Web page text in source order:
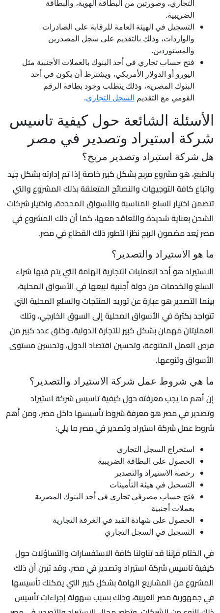
التجاري، وصورتين من البطاقة الهوية، والبطاقة
الضريبية.
التسجيل في الهيئة العامة للرقابة على الصادرات
والواردات، وذلك بالتقديم على سجل المصدرين
والمستوردين.
فتح حساب تجاري في أحد البنوك بالعملات الأجنبية مثل
اليورو أو الدولار الأمريكي، ويشترط أن يكون في أحد
البنوك المصرية، وذلك يتطلب وجود بطاقة الرقم
القومي مع التقديم السجل التجاري.
الأسئلة الشائعة حول كيفية تاسيس
شركة استيراد وتصدير في مصر
هل شركة استيراد وتصدير مربح؟
بالطبع، هو مشروع مربح بشكل كبير خاصة إذا تم إدارته بشكل جيد
واتباع كافة التوجيهات والنصائح المتعلقة بذلك المشروع والتي
تتضمن اختيار السلع المناسبة والأسواق المحددة، واختيار شركات
الشحن بعناية شديدة والتعاقد معها، كما أن ذلك المشروع في
مصر يُعد مضمون الربح نظرًا لتطور ذلك القطاع في مصر.
ما هو الاستيراد والتصدير؟
الاستيراد هو أحد العمليات التجارية الهامة التي يتم فيها شراء
السلع والخدمات من دولة أجنبية لبيعها في الأسواق المحلية،
بينما التصدير هو عبارة عن توريد المنتجات والسلع المحلية التي
تتواجد بكثرة في الأسواق المحلية إلى السوق الخارجي، وتلك
العمليتان مهمان بشكل كبير للتجارة الدولية، وخلق عدد كبير من
فرص العمل المتنوعة، وتحسين اقتصاد الدول، وتحسين مستوى
الأسواق وتنوعها.
ما هي شروط عمل شركة الاستيراد والتصدير؟
إن أهم ما يجب معرفته حول كيفية تاسيس شركة استيراد
وتصدير في مصر هو معرفة شروط تأسيسها داخل مصر، ومن أهم
شروط عمل شركة استيراد وتصدير في مصر ما يلي:
استخراج السجل التجاري
الحصول على البطاقة الضريبية
رخصة الاستيراد والتصدير
التسجيل في هيئة التأمينات
فتح حساب مصرفي تجاري في أحد البنوك المصرية
بعملات أجنبية
الحصول على شهادة القيد في الغرفة التجارية
التسجيل في السجل التجاري
في الختام فإننا قد تناولنا كافة الاستفسارات والتساؤلات حول
كيفية تاسيس شركة استيراد وتصدير في مصر، وقد تبين أن ذلك
المشروع من المشاريع الهامة بشكل كبير التي يمكنك تأسيسها
في جمهورية مصر العربية، وذلك بسبب سهولة إجراءات تأسيس